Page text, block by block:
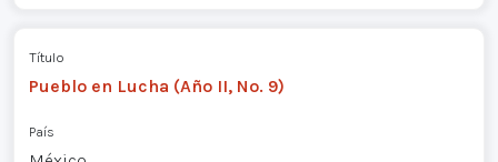
Título
Pueblo en Lucha (Año II, No. 9)
País